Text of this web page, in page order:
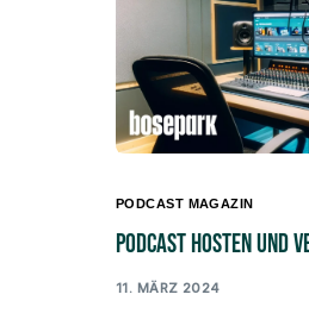
PODCAST MAGAZIN
Podcast hosten und
11. MÄRZ 2024